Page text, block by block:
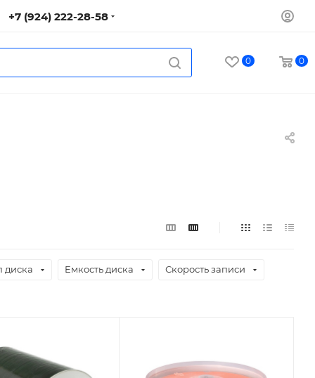
+7 (924) 222-28-58
0 0
диска Eмкость диска Скорость записи